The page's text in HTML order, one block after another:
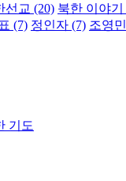
선교 (20) 북한 이야기
(7) 정인자 (7) 조영민
기도